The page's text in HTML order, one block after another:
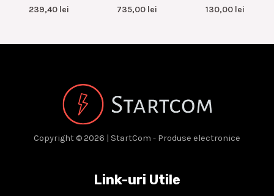
239,40 lei 735,00 lei 130,00 lei
Copyright © 2026 | StartCom - Produse electronice
Link-uri Utile